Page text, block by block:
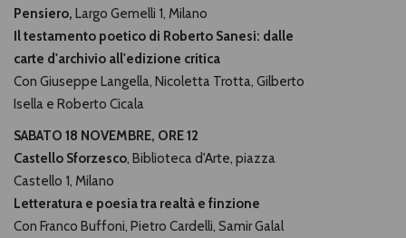
Pensiero, Largo Gemelli 1, Milano
Il testamento poetico di Roberto Sanesi: dalle
carte d'archivio all'edizione critica
Con Giuseppe Langella, Nicoletta Trotta, Gilberto
Isella e Roberto Cicala
SABATO 18 NOVEMBRE, ORE 12
Castello Sforzesco, Biblioteca d'Arte, piazza
Castello 1, Milano
Letteratura e poesia tra realtà e finzione
Con Franco Buffoni, Pietro Cardelli, Samir Galal